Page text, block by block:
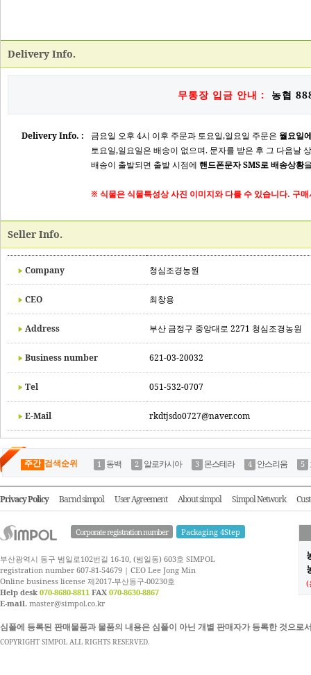
Delivery Info.
무통장 입금 안내 : 농협
Delivery Info. : 금요일 오후 4시 이후 주문과 토요일,일요일 주문은 월요일
토요일,일요일은 배송이 없으며. 문자를 받은 후 그 다음날
배송이 출발되면 출발 시점에 핸드폰문자 SMS로 배송상황
※ 식물은 식물특성상 사진 이미지와 다를 수 있습니다. 구
Seller Info.
Company 청심조경농원
CEO 최창용
Address 부산 금정구 중앙대로 2271 청심조경농원
Business number 621-03-20032
Tel 051-532-0707
E-Mail rkdtjsdo0727@naver.com
주간 검색순위 동백 알로카시아 몬스테라 안스리움
Privacy Policy Barnd simpol User Agreement About simpol Simpol Network
Corporate registration number Packaging 4Step
부산광역시 동구 범일로102번길 16-10, (범일동) 603호 SIMPOL
registration number 607-81-54679 | CEO Lee Jong Min
Online business license 제2017-부산동구-00230호
Help desk 070-8680-8811 FAX 070-8630-8867
E-mail. master@simpol.co.kr
(
심폴에 등록된 판매물품과 물품의 내용은 심폴이 아닌 개별 판매자가 등록한 것으
COPYRIGHT SIMPOL ALL RIGHTS RESERVED.